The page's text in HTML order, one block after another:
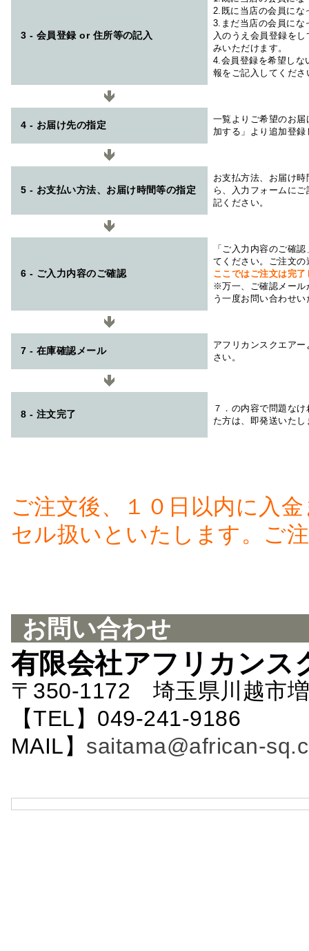
3 - 会員登録 or 住所等の記入
2.既に当店の会員にな
3.まだ当店の会員にな
入のうえ会員登録を
みいただけます。
4.会員登録を希望しな
報をご記入してくださ
4 - お届け先の指定
一覧よりご希望のお
加する」より追加登
5 - お支払い方法、お届け時間等の指定
お支払方法、お届け
ら、入力フォームに
記ください。
6 - ご入力内容のご確認
「ご入力内容のご確
てください。ご注文
ここではご注文は完
※万一、ご確認メール
う一度お問い合わせ
7 - 在庫確認メール
アフリカンスクエアー
さい。
8 - 注文完了
７．の内容で問題な
た方は、即発送いたし
ご注文後、１０日以内に入
セル扱いといたします。ご
お問い合わせ
有限会社アフリカンス
〒350-1172 埼玉県川越市
【TEL】049-241-
MAIL】 saitama@african-